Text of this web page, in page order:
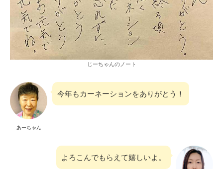
じーちゃんのノート
あーちゃん
今年もカーネーションをありがとう！
よろこんでもらえて嬉しいよ。